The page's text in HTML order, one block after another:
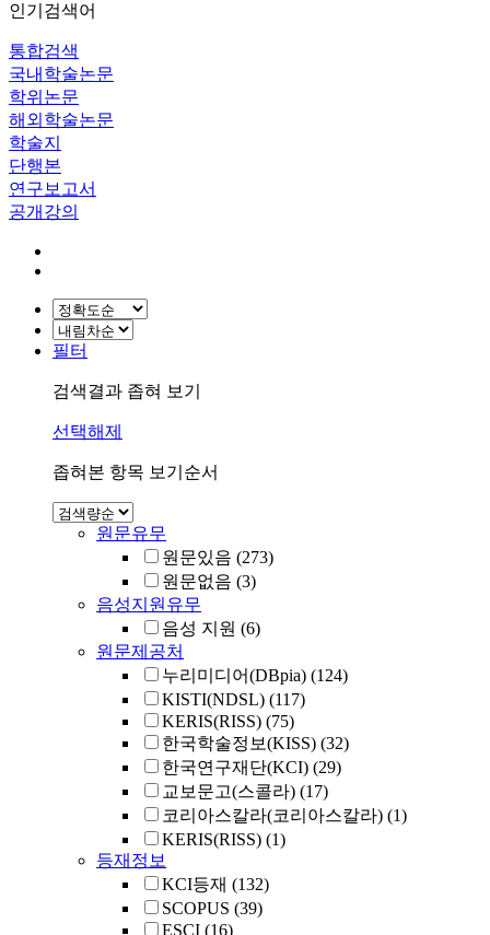
인기검색어
통합검색
국내학술논문
학위논문
해외학술논문
학술지
단행본
연구보고서
공개강의
필터
검색결과 좁혀 보기
선택해제
좁혀본 항목 보기순서
원문유무
원문있음 (273)
원문없음 (3)
음성지원유무
음성 지원 (6)
원문제공처
누리미디어(DBpia) (124)
KISTI(NDSL) (117)
KERIS(RISS) (75)
한국학술정보(KISS) (32)
한국연구재단(KCI) (29)
교보문고(스콜라) (17)
코리아스칼라(코리아스칼라) (1)
KERIS(RISS) (1)
등재정보
KCI등재 (132)
SCOPUS (39)
ESCI (16)